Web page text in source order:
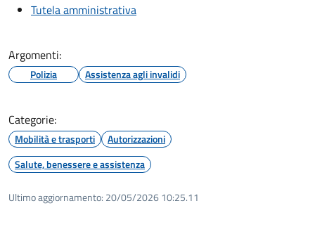
Tutela amministrativa
Argomenti:
Polizia Assistenza agli invalidi
Categorie:
Mobilità e trasporti
Autorizzazioni
Salute, benessere e assistenza
Ultimo aggiornamento: 20/05/2026 10:25.11